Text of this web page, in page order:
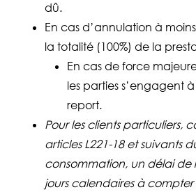
dû.
En cas d’annulation à
la totalité (100%) de la
En cas de force
les parties s’engagent
report.
Pour les clients particuliers,
articles L221-18 et suivants
consommation, un délai de
jours calendaires à